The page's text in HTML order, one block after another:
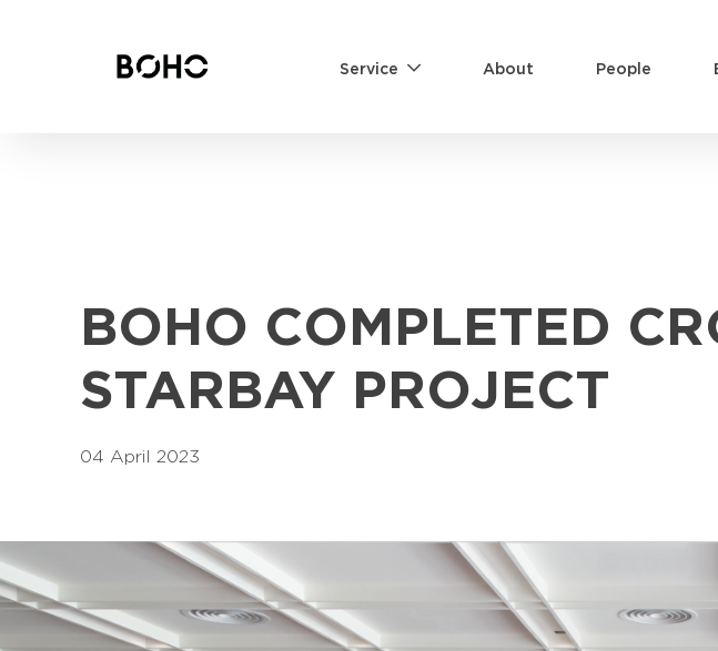
Service About People
BOHO COMPLETED
STARBAY PROJECT
04 April 2023